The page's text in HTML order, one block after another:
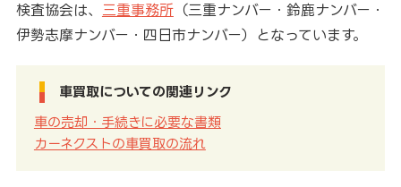
検査協会は、
三重事務所（三重ナンバー・鈴鹿ナンバー・
伊勢志摩ナンバー・四日市ナンバー）となっています。
車買取についての関連リンク
車の売却・手続きに必要な書類
カーネクストの車買取の流れ